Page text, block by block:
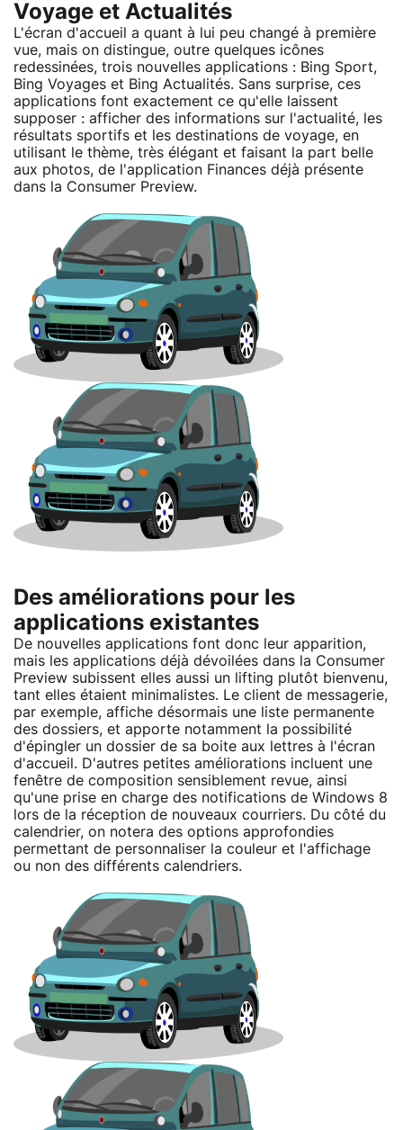
Voyage et Actualités
L'écran d'accueil a quant à lui peu changé à première
vue, mais on distingue, outre quelques icônes
redessinées, trois nouvelles applications : Bing Sport,
Bing Voyages et Bing Actualités. Sans surprise, ces
applications font exactement ce qu'elle laissent
supposer : afficher des informations sur l'actualité, les
résultats sportifs et les destinations de voyage, en
utilisant le thème, très élégant et faisant la part belle
aux photos, de l'application Finances déjà présente
dans la Consumer Preview.
Des améliorations pour les
applications existantes
De nouvelles applications font donc leur apparition,
mais les applications déjà dévoilées dans la Consumer
Preview subissent elles aussi un lifting plutôt bienvenu,
tant elles étaient minimalistes. Le client de messagerie,
par exemple, affiche désormais une liste permanente
des dossiers, et apporte notamment la possibilité
d'épingler un dossier de sa boite aux lettres à l'écran
d'accueil. D'autres petites améliorations incluent une
fenêtre de composition sensiblement revue, ainsi
qu'une prise en charge des notifications de Windows 8
lors de la réception de nouveaux courriers. Du côté du
calendrier, on notera des options approfondies
permettant de personnaliser la couleur et l'affichage
ou non des différents calendriers.